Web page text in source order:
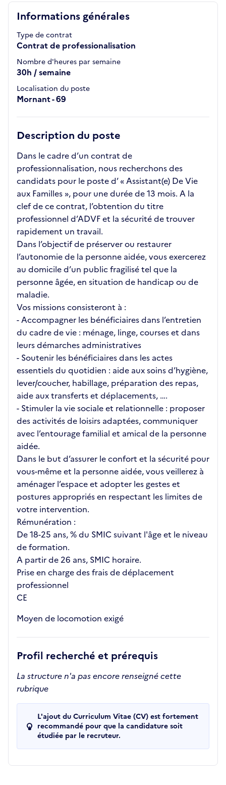
Informations générales
Type de contrat
Contrat de professionalisation
Nombre d'heures par semaine
30h / semaine
Localisation du poste
Mornant - 69
Description du poste
Dans le cadre d’un contrat de
professionnalisation, nous recherchons des
candidats pour le poste d’ « Assistant(e) De Vie
aux Familles », pour une durée de 13 mois. A la
clef de ce contrat, l’obtention du titre
professionnel d’ADVF et la sécurité de trouver
rapidement un travail.
Dans l’objectif de préserver ou restaurer
l’autonomie de la personne aidée, vous exercerez
au domicile d’un public fragilisé tel que la
personne âgée, en situation de handicap ou de
maladie.
Vos missions consisteront à :
- Accompagner les bénéficiaires dans l’entretien
du cadre de vie : ménage, linge, courses et dans
leurs démarches administratives
- Soutenir les bénéficiaires dans les actes
essentiels du quotidien : aide aux soins d’hygiène,
lever/coucher, habillage, préparation des repas,
aide aux transferts et déplacements, ….
- Stimuler la vie sociale et relationnelle : proposer
des activités de loisirs adaptées, communiquer
avec l’entourage familial et amical de la personne
aidée.
Dans le but d’assurer le confort et la sécurité pour
vous-même et la personne aidée, vous veillerez à
aménager l’espace et adopter les gestes et
postures appropriés en respectant les limites de
votre intervention.
Rémunération :
De 18-25 ans, % du SMIC suivant l'âge et le niveau
de formation.
A partir de 26 ans, SMIC horaire.
Prise en charge des frais de déplacement
professionnel
CE
Moyen de locomotion exigé
Profil recherché et prérequis
La structure n'a pas encore renseigné cette
rubrique
L'ajout du Curriculum Vitae (CV) est fortement
recommandé pour que la candidature soit
étudiée par le recruteur.